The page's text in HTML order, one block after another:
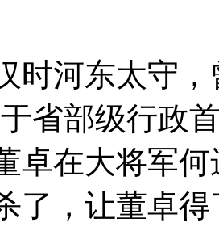
时河东太守
省部级行政
卓在大将军
了，让董卓